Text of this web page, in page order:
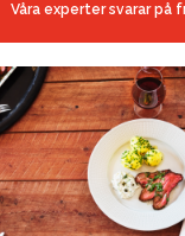
Våra experter svarar på